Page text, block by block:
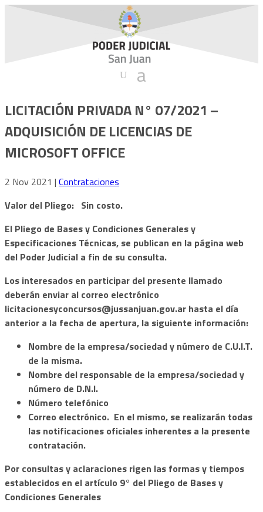
LICITACIÓN PRIVADA N° 07/2021 –
ADQUISICIÓN DE LICENCIAS DE
MICROSOFT OFFICE
2 Nov 2021 | Contrataciones
Valor del Pliego: Sin costo.
El Pliego de Bases y Condiciones Generales y
Especificaciones Técnicas, se publican en la página web
del Poder Judicial a fin de su consulta.
Los interesados en participar del presente llamado
deberán enviar al correo electrónico
licitacionesyconcursos@jussanjuan.gov.ar hasta el día
anterior a la fecha de apertura, la siguiente información:
Nombre de la empresa/sociedad y número de C.U.I.T.
de la misma.
Nombre del responsable de la empresa/sociedad y
número de D.N.I.
Número telefónico
Correo electrónico. En el mismo, se realizarán todas
las notificaciones oficiales inherentes a la presente
contratación.
Por consultas y aclaraciones rigen las formas y tiempos
establecidos en el artículo 9° del Pliego de Bases y
Condiciones Generales